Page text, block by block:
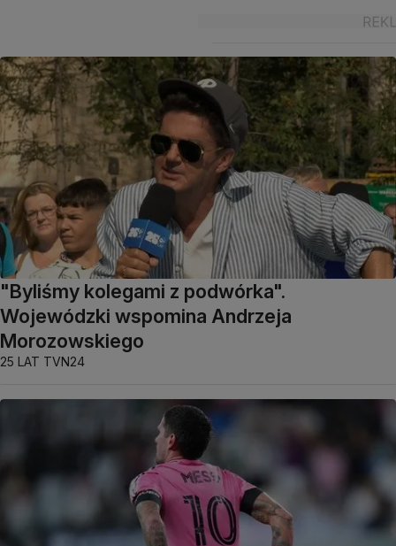
"Byliśmy kolegami z podwórka".
Wojewódzki wspomina Andrzeja
Morozowskiego
25 LAT TVN24